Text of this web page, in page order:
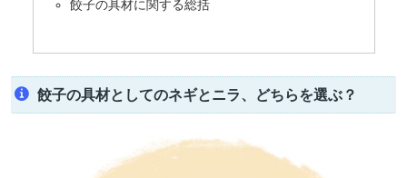
餃子の具材に関する総括
餃子の具材としてのネギとニラ、どちらを選ぶ？